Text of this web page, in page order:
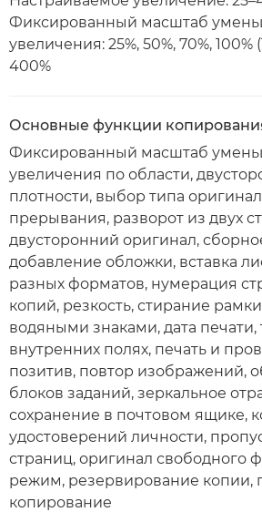
Фиксированный масштаб
увеличения: 25%, 50%, 70%, 100%
400%
Основные функции
Фиксированный масштаб
увеличения по области,
плотности, выбор типа
прерывания, разворот из двух
двусторонний оригинал,
добавление обложки, вставка
разных форматов, нумерация
копий, резкость, стирание
водяными знаками, дата печати,
внутренних полях, печать и
позитив, повтор изображений,
блоков заданий, зеркальное
сохранение в почтовом ящике,
удостоверений личности,
страниц, оригинал свободного
режим, резервирование копии,
копирование